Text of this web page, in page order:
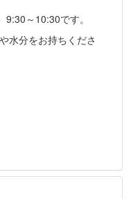
～10:30です。
水分をお持ちくださ